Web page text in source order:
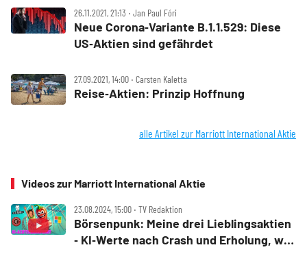
26.11.2021, 21:13 ‧ Jan Paul Fóri
Neue Corona‑Variante B.1.1.529: Diese
US‑Aktien sind gefährdet
27.09.2021, 14:00 ‧ Carsten Kaletta
Reise‑Aktien: Prinzip Hoffnung
alle Artikel zur Marriott International Aktie
Videos zur Marriott International Aktie
23.08.2024, 15:00 ‧ TV Redaktion
Börsenpunk: Meine drei Lieblingsaktien
‑ KI‑Werte nach Crash und Erholung, was